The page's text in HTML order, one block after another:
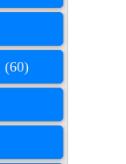
(60)